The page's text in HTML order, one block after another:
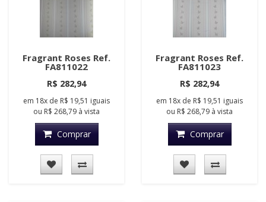
Fragrant Roses Ref.
FA811022
R$ 282,94
em 18x de R$ 19,51 iguais
ou R$ 268,79 à vista
Comprar
Fragrant Roses Ref.
FA811023
R$ 282,94
em 18x de R$ 19,51 iguais
ou R$ 268,79 à vista
Comprar